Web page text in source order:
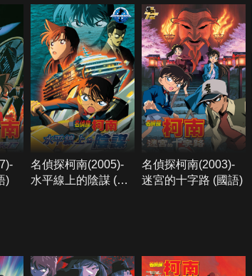
)
名偵探柯南(2005)-
水平線上的陰謀 (國
名偵探柯南(2003)-
迷宮的十字路 (國語)